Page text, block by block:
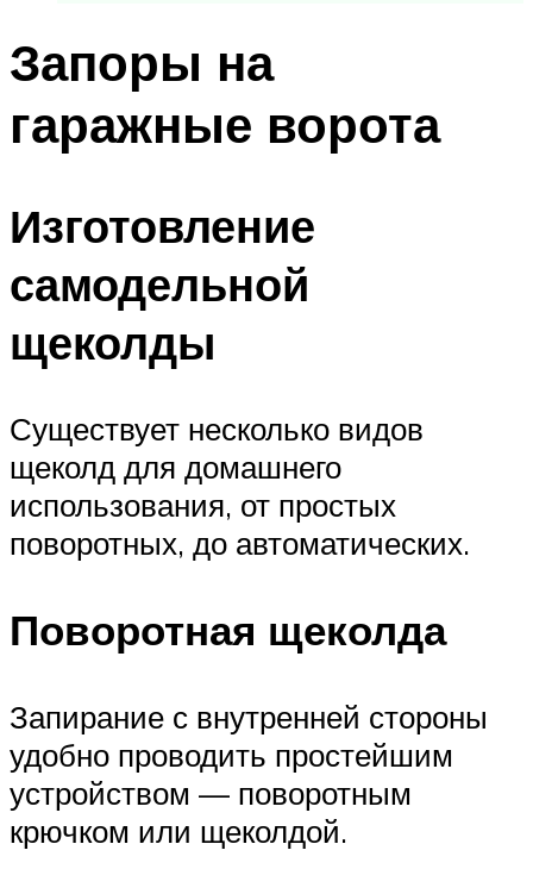
Запоры на
гаражные ворота
Изготовление
самодельной
щеколды
Существует несколько видов
щеколд для домашнего
использования, от простых
поворотных, до автоматических.
Поворотная щеколда
Запирание с внутренней стороны
удобно проводить простейшим
устройством — поворотным
крючком или щеколдой.